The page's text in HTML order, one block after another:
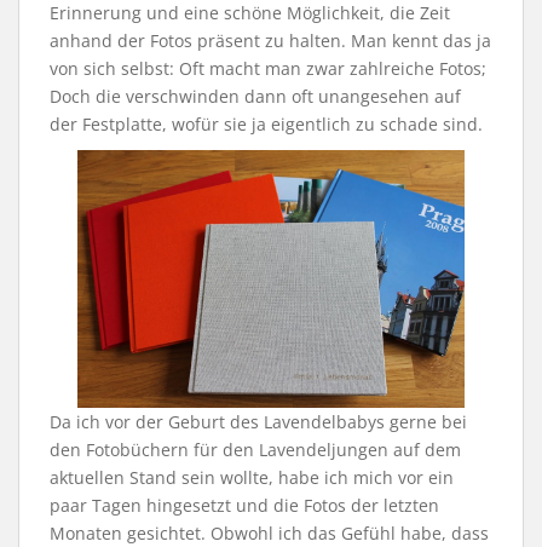
Erinnerung und eine schöne Möglichkeit, die Zeit
anhand der Fotos präsent zu halten. Man kennt das ja
von sich selbst: Oft macht man zwar zahlreiche Fotos;
Doch die verschwinden dann oft unangesehen auf
der Festplatte, wofür sie ja eigentlich zu schade sind.
Da ich vor der Geburt des Lavendelbabys gerne bei
den Fotobüchern für den Lavendeljungen auf dem
aktuellen Stand sein wollte, habe ich mich vor ein
paar Tagen hingesetzt und die Fotos der letzten
Monaten gesichtet. Obwohl ich das Gefühl habe, dass